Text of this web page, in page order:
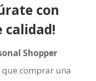
con
calidad!
Shopper
que comprar una